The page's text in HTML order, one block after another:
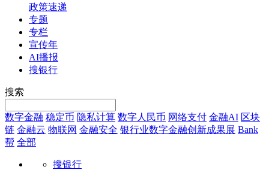
政策速递
专题
专栏
宣传年
AI播报
搜银行
搜索
数字金融 稳定币 隐私计算 数字人民币 网络支付 金融AI 区块
链 金融云 物联网 金融安全 银行业数字金融创新成果展 Bank
帮 全部
搜银行